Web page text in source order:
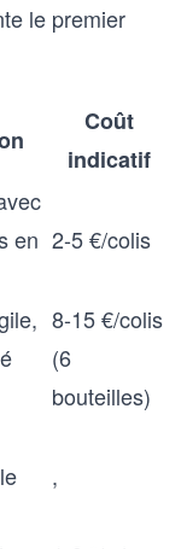
le premier
Coût
indicatif
en 2-5 €/colis
8-15 €/colis
(6
bouteilles)
,